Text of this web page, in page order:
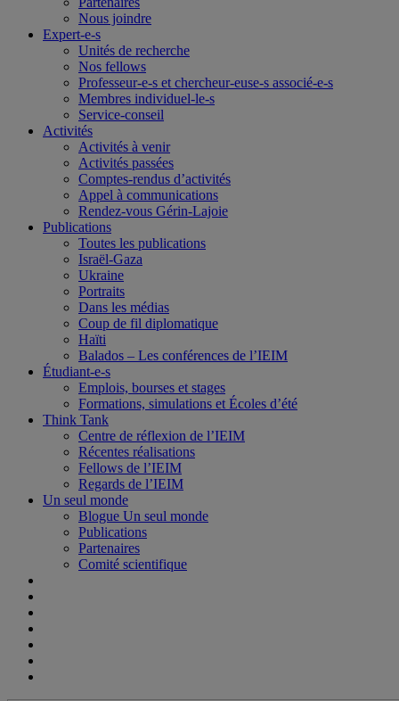
Nous joindre
Expert-e-s
Unités de recherche
Nos fellows
Professeur-e-s et chercheur-euse-s associé-e-s
Membres individuel-le-s
Service-conseil
Activités
Activités à venir
Activités passées
Comptes-rendus d’activités
Appel à communications
Rendez-vous Gérin-Lajoie
Publications
Toutes les publications
Israël-Gaza
Ukraine
Portraits
Dans les médias
Coup de fil diplomatique
Haïti
Balados – Les conférences de l’IEIM
Étudiant-e-s
Emplois, bourses et stages
Formations, simulations et Écoles d’été
Think Tank
Centre de réflexion de l’IEIM
Récentes réalisations
Fellows de l’IEIM
Regards de l’IEIM
Un seul monde
Blogue Un seul monde
Publications
Partenaires
Comité scientifique